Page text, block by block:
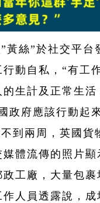
黃絲”於社交平台
行動自私，“有工
生計及正常生活
政府應該行動起來
到兩周，英國貨
體流傳的照片顯
工廠，大量包裹
人員透露說，成